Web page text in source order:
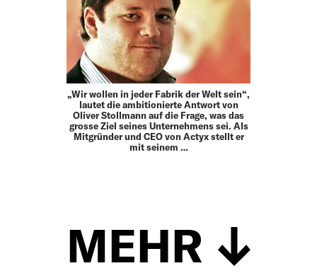
„Wir wollen in jeder ­Fabrik der Welt sein“,
lautet die ambi­tionierte Antwort von
Oliver Stollmann auf die Frage, was das
grosse Ziel seines Unternehmens sei. Als
Mitgründer und CEO von ­Actyx stellt er
mit seinem …
MEHR